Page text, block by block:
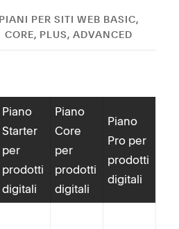
PIANI PER SITI WEB BASIC,
CORE, PLUS, ADVANCED
Piano
Starter
per
prodotti
digitali
Piano
Core
per
prodotti
digitali
Piano
Pro per
prodotti
digitali